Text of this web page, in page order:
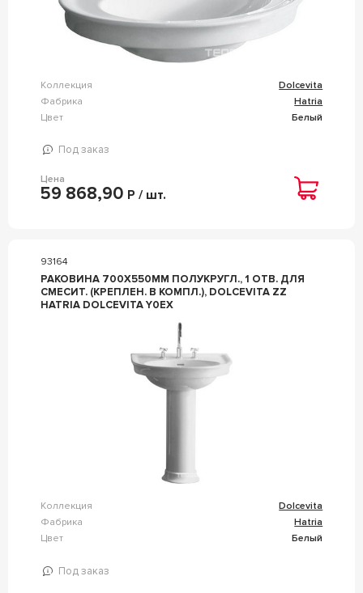
Коллекция
Dolcevita
Фабрика
Hatria
Цвет
Белый
Под заказ
Цена
59 868,90 Р / шт.
93164
РАКОВИНА 700Х550ММ ПОЛУКРУГЛ., 1 ОТВ. ДЛЯ
СМЕСИТ. (КРЕПЛЕН. В КОМПЛ.), DOLCEVITA ZZ
HATRIA DOLCEVITA Y0EX
Коллекция
Dolcevita
Фабрика
Hatria
Цвет
Белый
Под заказ